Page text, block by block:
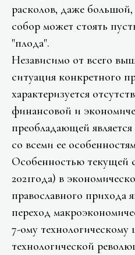
расколов, даже
собор может стоять
"плода".
Независимо от всего
ситуация конкретного
характеризуется
финансовой и
преобладающей
со всеми ее
Особенностью текущей
2021года) в
православного прихода
переход
7-ому технологическому
технологической